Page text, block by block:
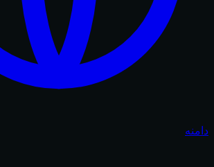
دامنه